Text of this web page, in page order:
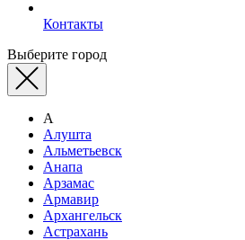
Контакты
Выберите город
А
Алушта
Альметьевск
Анапа
Арзамас
Армавир
Архангельск
Астрахань